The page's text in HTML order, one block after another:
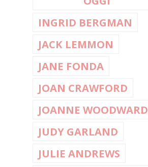
INGRID BERGMAN
JACK LEMMON
JANE FONDA
JOAN CRAWFORD
JOANNE WOODWARD
JUDY GARLAND
JULIE ANDREWS